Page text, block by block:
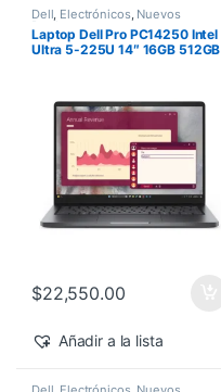
Dell, Electrónicos, Nuevos
Productos
Laptop Dell Pro PC14250 Intel
Ultra 5-225U 14″ 16GB 512GB
$22,550.00
Añadir a la lista